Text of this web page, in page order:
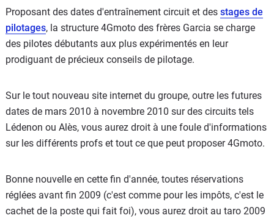
Proposant des dates d'entraînement circuit et des stages de
pilotages, la structure 4Gmoto des frères Garcia se charge
des pilotes débutants aux plus expérimentés en leur
prodiguant de précieux conseils de pilotage.
Sur le tout nouveau site internet du groupe, outre les futures
dates de mars 2010 à novembre 2010 sur des circuits tels
Lédenon ou Alès, vous aurez droit à une foule d'informations
sur les différents profs et tout ce que peut proposer 4Gmoto.
Bonne nouvelle en cette fin d'année, toutes réservations
réglées avant fin 2009 (c'est comme pour les impôts, c'est le
cachet de la poste qui fait foi), vous aurez droit au taro 2009